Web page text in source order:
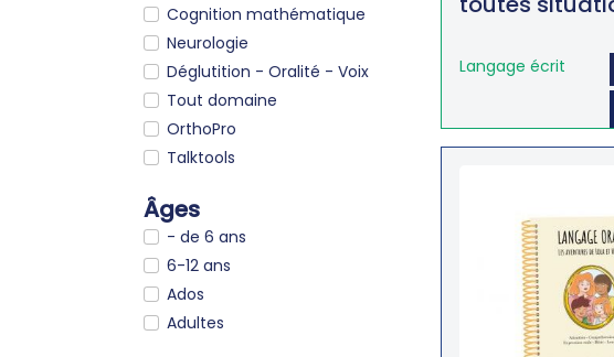
Cognition mathématique
Neurologie
Déglutition - Oralité - Voix
Tout domaine
OrthoPro
Talktools
Âges
- de 6 ans
6-12 ans
Ados
Adultes
Langage écrit